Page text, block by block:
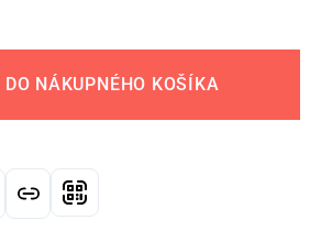
DO NÁKUPNÉHO KOŠÍKA